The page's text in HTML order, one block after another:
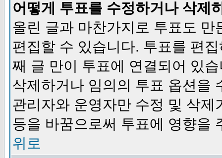
어떻게 투표를 수정하거나 삭제
올린 글과 마찬가지로 투표도
편집할 수 있습니다. 투표를 편
째 글 만이 투표에 연결되어 있
삭제하거나 임의의 투표 옵션을
관리자와 운영자만 수정 및 삭
등을 바꿈으로써 투표에 영향을
위로